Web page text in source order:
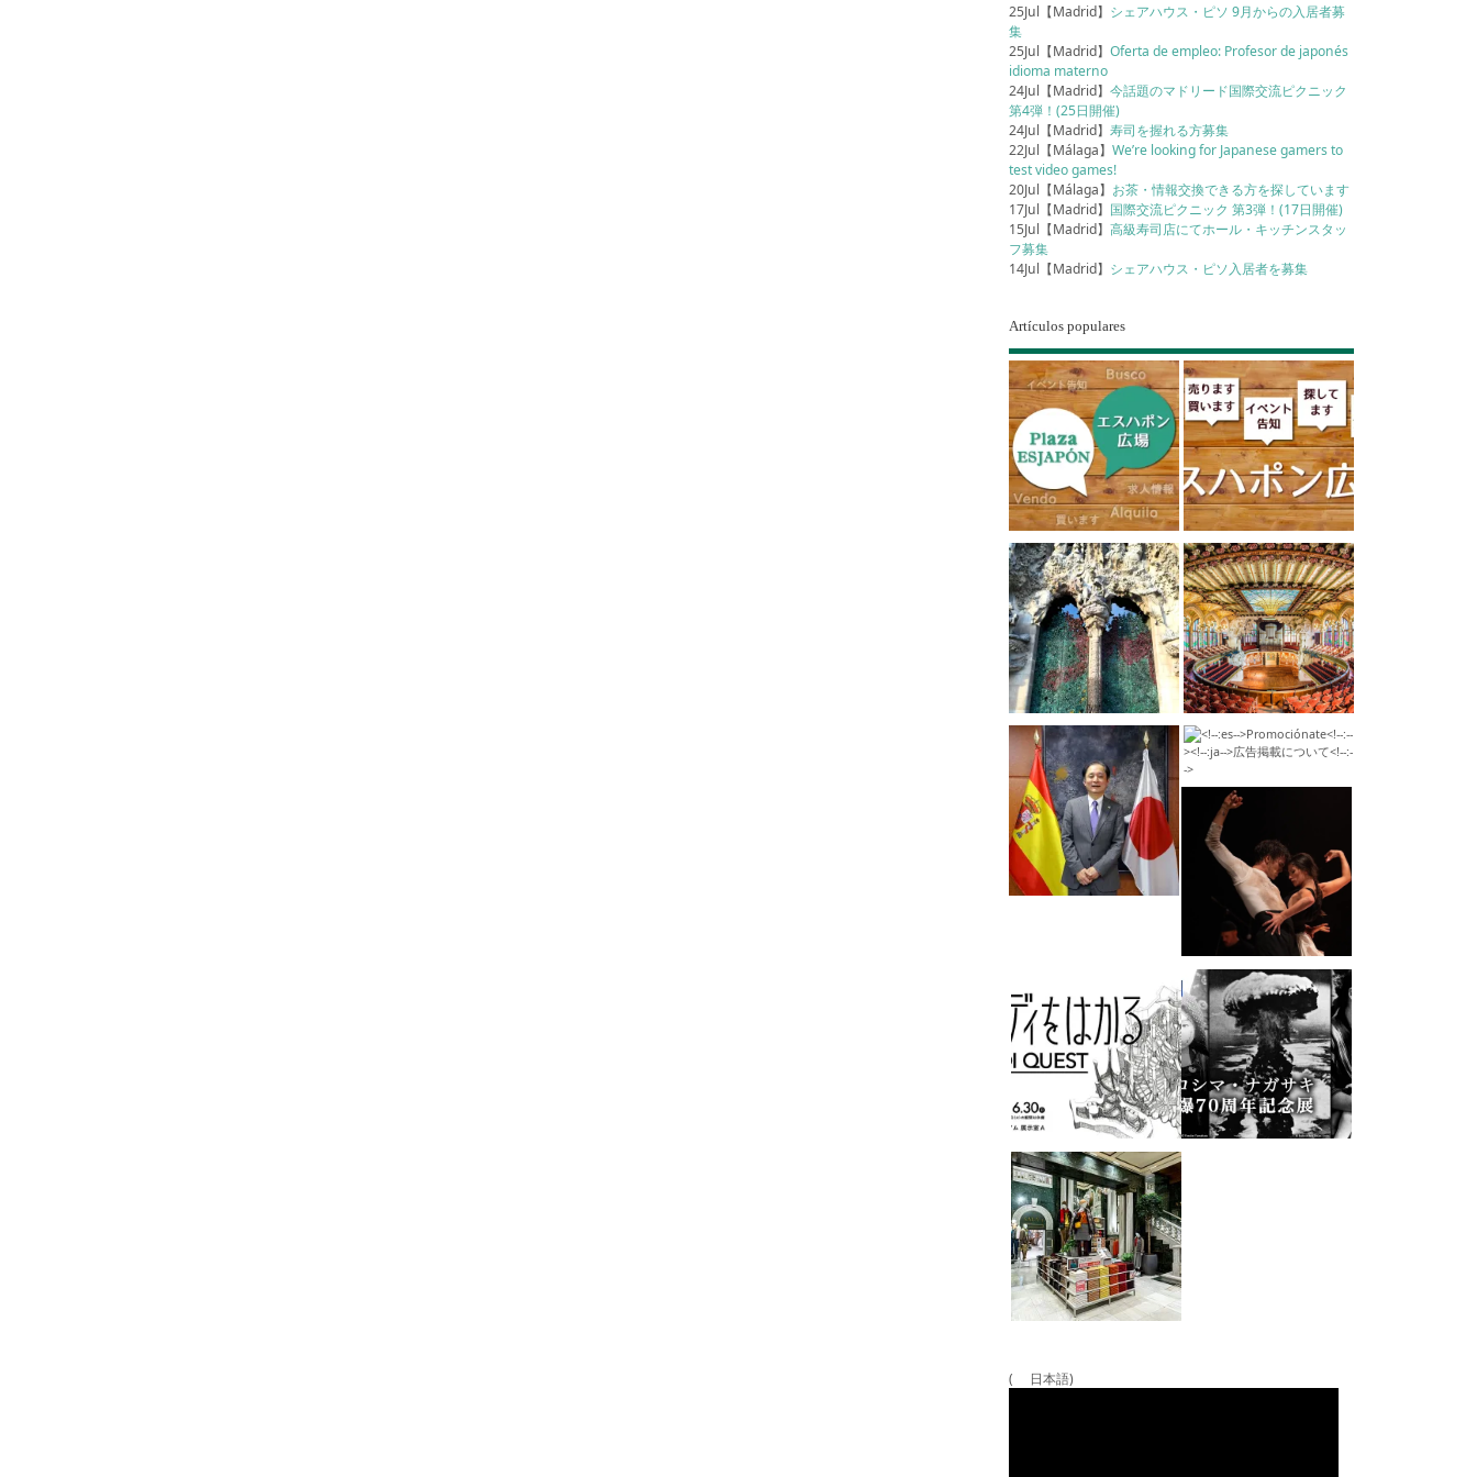
25Jul【Madrid】 シェアハウス・ピソ 9月からの入居者募
集
25Jul【Madrid】Oferta de empleo: Profesor de japonés
idioma materno
24Jul【Madrid】今話題のマドリード国際交流ピクニック
第4弾！(25日開催)
24Jul【Madrid】寿司を握れる方募集
22Jul【Málaga】We’re looking for Japanese gamers to
test video games!
20Jul【Málaga】 お茶・情報交換できる方を探しています
17Jul【Madrid】 国際交流ピクニック 第3弾！(17日開催)
15Jul【Madrid】高級寿司店にてホール・キッチンスタッ
フ募集
14Jul【Madrid】 シェアハウス・ピソ入居者を募集
Artículos populares
( 日本語)